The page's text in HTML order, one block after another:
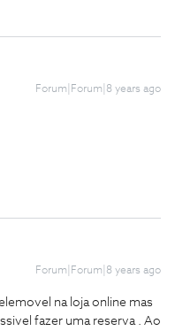
Forum|Forum|8 years ago
Forum|Forum|8 years ago
na loja online mas
fazer uma reserva . Ao